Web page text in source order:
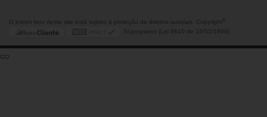
O inteiro teor deste site está sujeito à proteção de direitos autorais. Copyright
Scansystem (Lei 9610 de 19/02/1998)